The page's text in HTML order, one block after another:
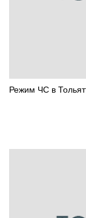
Режим ЧС в